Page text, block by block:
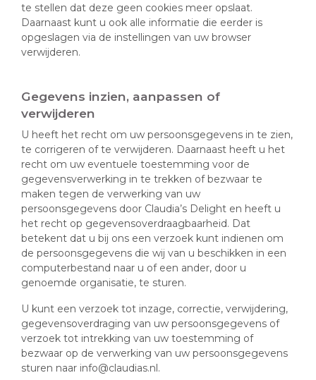
te stellen dat deze geen cookies meer opslaat.
Daarnaast kunt u ook alle informatie die eerder is
opgeslagen via de instellingen van uw browser
verwijderen.
Gegevens inzien, aanpassen of
verwijderen
U heeft het recht om uw persoonsgegevens in te zien,
te corrigeren of te verwijderen. Daarnaast heeft u het
recht om uw eventuele toestemming voor de
gegevensverwerking in te trekken of bezwaar te
maken tegen de verwerking van uw
persoonsgegevens door Claudia’s Delight en heeft u
het recht op gegevensoverdraagbaarheid. Dat
betekent dat u bij ons een verzoek kunt indienen om
de persoonsgegevens die wij van u beschikken in een
computerbestand naar u of een ander, door u
genoemde organisatie, te sturen.
U kunt een verzoek tot inzage, correctie, verwijdering,
gegevensoverdraging van uw persoonsgegevens of
verzoek tot intrekking van uw toestemming of
bezwaar op de verwerking van uw persoonsgegevens
sturen naar info@claudias.nl.